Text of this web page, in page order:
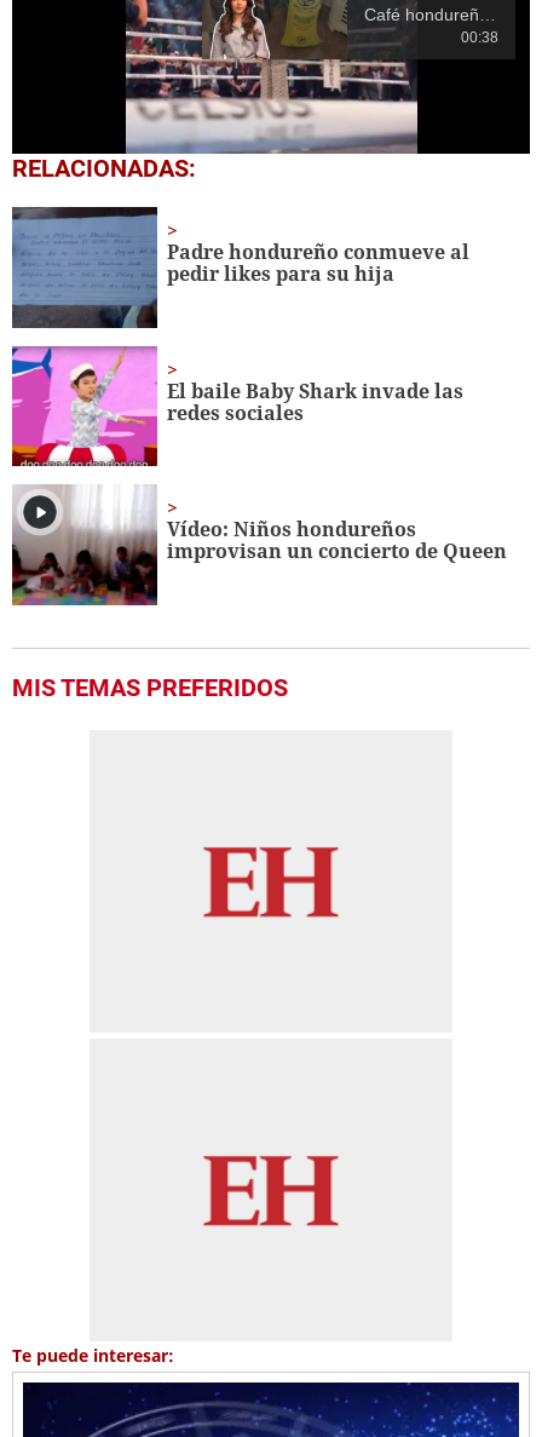
0
seconds
14
seconds
00:38
RELACIONADAS:
Padre hondureño conmueve al
pedir likes para suhija
El baile Baby Shark invade las
redes sociales
Vídeo: Niños hondureños
improvisan un concierto de Queen
MIS TEMAS PREFERIDOS
Te puede interesar: